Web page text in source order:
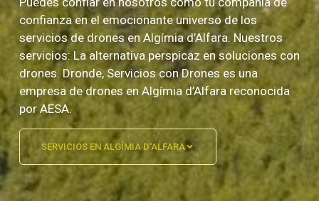
confianza en el emocionante universo de los
servicios de drones en Algímia d’Alfara. Nuestros
servicios: La alternativa perspicaz en soluciones con
drones. Dronde, Servicios con Drones es una
empresa de drones en Algímia d’Alfara reconocida
por AESA.
SERVICIOS EN ALGÍMIA D'ALFARA